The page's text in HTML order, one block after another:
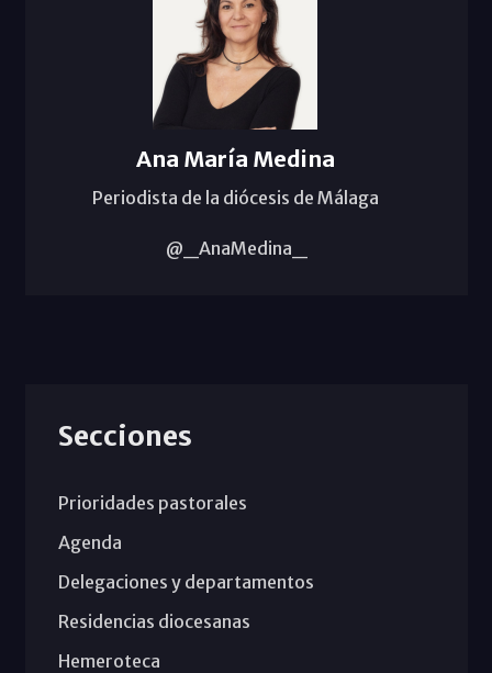
Ana María Medina
Periodista de la diócesis de Málaga
@_AnaMedina_
Secciones
Prioridades pastorales
Agenda
Delegaciones y departamentos
Residencias diocesanas
Hemeroteca